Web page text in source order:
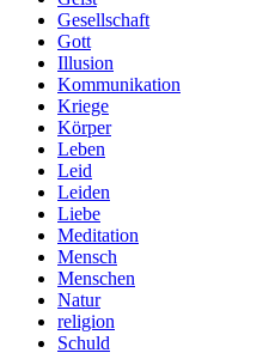
Gesellschaft
Gott
Illusion
Kommunikation
Kriege
Körper
Leben
Leid
Leiden
Liebe
Meditation
Mensch
Menschen
Natur
religion
Schuld